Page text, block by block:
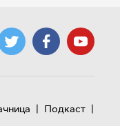
| Подкаст |